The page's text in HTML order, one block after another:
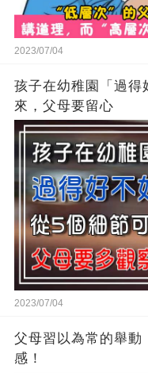
2023/07/04
孩子在幼稚園「過得
來，父母要留心
2023/07/04
父母習以為常的舉動
感！